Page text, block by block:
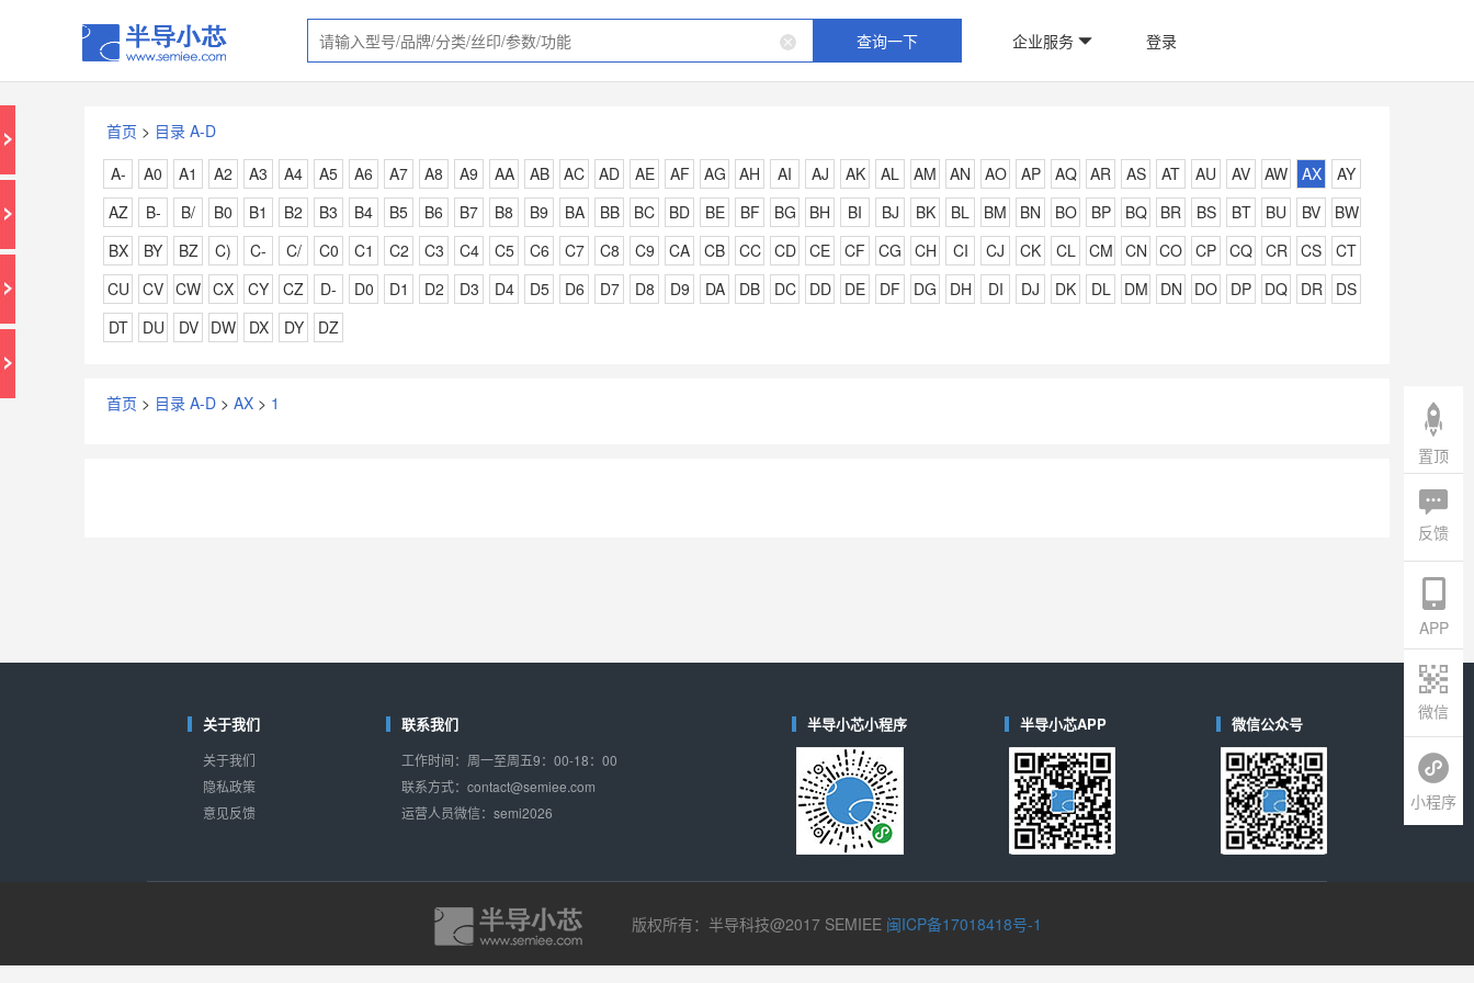
查询一下 企业服务 登录
首页 > 目录 A-D
A-
A0 A1 A2 A3 A4 A5 A6 A7 A8 A9 AA AB AC AD AE AF AG AH AI AJ AK AL AM AN AO AP AQ AR AS AT AU AV AW AX
AY
AZ
B- B/ B0 B1 B2 B3 B4 B5 B6 B7 B8 B9 BA BB BC BD BE BF BG BH BI BJ BK BL BM BN BO BP BQ BR BS BT BU BV
BW
BX
BY BZ C) C- C/ C0 C1 C2 C3 C4 C5 C6 C7 C8 C9 CA CB CC CD CE CF CG CH CI CJ CK CL CM CN CO CP CQ CR CS
CT
CU
CV CW CX CY CZ D- D0 D1 D2 D3 D4 D5 D6 D7 D8 D9 DA DB DC DD DE DF DG DH DI DJ DK DL DM DN DO DP DQ DR
DS
DT
DU DV DW DX DY DZ
首页 > 目录 A-D > AX > 1
关于我们
关于我们
隐私政策
意见反馈
联系我们
工作时间：周一至周五9：00-18：00
联系方式：contact@semiee.com
运营人员微信：semi2026
半导小芯小程序 半导小芯APP 微信公众号
版权所有：半导科技@2017 SEMIEE 闽ICP备17018418号-1
置顶
反馈
APP
微信
小程序